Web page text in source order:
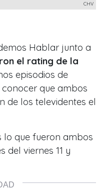
CHV
Hablar junto a
el rating de la
episodios de
que ambos
de los televidentes el
lo que fueron ambos
del viernes 11 y